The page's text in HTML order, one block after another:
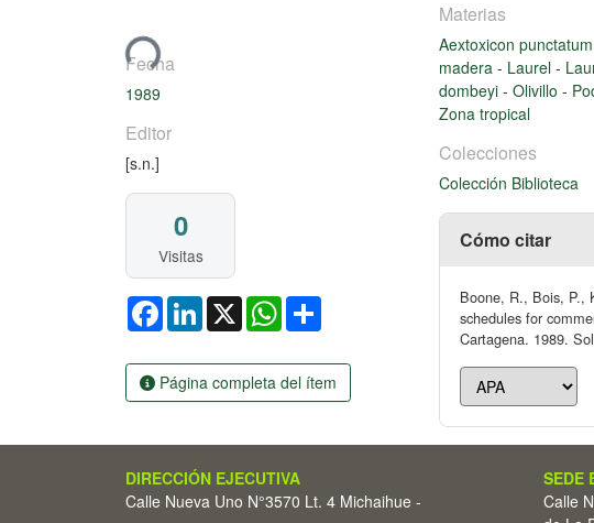
Cargando...
Fecha
1989
Editor
[s.n.]
0
Visitas
FacebookLinkedIn
X WhatsApp
Página completa del ítem
Materias
Aextoxicon punctatum
madera - Laurel -
dombeyi - Olivillo -
Zona tropical
Colecciones
Colección Biblioteca
Cómo citar
Boone, R., Bois, P.,
schedules for
Cartagena. 1989.
DIRECCIÓN EJECUTIVA
Calle Nueva Uno N°3570 Lt. 4 Michaihue -
SEDE
Calle